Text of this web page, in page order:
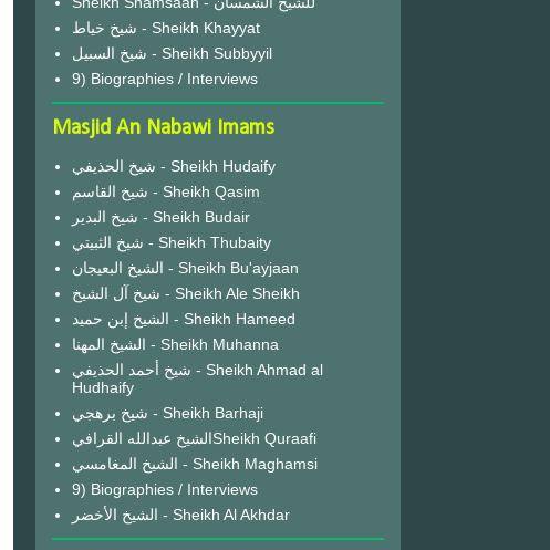
شيخ خياط - Sheikh Khayyat
شيخ السبيل - Sheikh Subbyyil
9) Biographies / Interviews
Masjid An Nabawi Imams
شيخ الحذيفي - Sheikh Hudaify
شيخ القاسم - Sheikh Qasim
شيخ البدير - Sheikh Budair
شيخ الثبيتي - Sheikh Thubaity
الشيخ البعيجان - Sheikh Bu'ayjaan
شيخ آل الشيخ - Sheikh Ale Sheikh
الشيخ إبن حميد - Sheikh Hameed
الشيخ المهنا - Sheikh Muhanna
شيخ أحمد الحذيفي - Sheikh Ahmad al
Hudhaify
شيخ برهجي - Sheikh Barhaji
الشيخ عبدالله القرافيSheikh Quraafi
الشيخ المغامسي - Sheikh Maghamsi
9) Biographies / Interviews
الشيخ الأخضر - Sheikh Al Akhdar